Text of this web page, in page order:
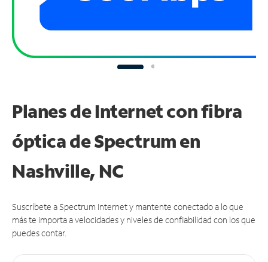
Planes de Internet con fibra
óptica de Spectrum en
Nashville, NC
Suscríbete a Spectrum Internet y mantente conectado a lo que
más te importa a velocidades y niveles de confiabilidad con los que
puedes contar.